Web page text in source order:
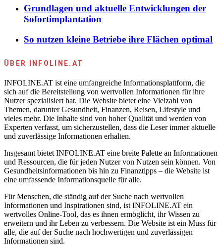
Grundlagen und aktuelle Entwicklungen der
Sofortimplantation
So nutzen kleine Betriebe ihre Flächen optimal
ÜBER INFOLINE.AT
INFOLINE.AT ist eine umfangreiche Informationsplattform, die
sich auf die Bereitstellung von wertvollen Informationen für ihre
Nutzer spezialisiert hat. Die Website bietet eine Vielzahl von
Themen, darunter Gesundheit, Finanzen, Reisen, Lifestyle und
vieles mehr. Die Inhalte sind von hoher Qualität und werden von
Experten verfasst, um sicherzustellen, dass die Leser immer aktuelle
und zuverlässige Informationen erhalten.
Insgesamt bietet INFOLINE.AT eine breite Palette an Informationen
und Ressourcen, die für jeden Nutzer von Nutzen sein können. Von
Gesundheitsinformationen bis hin zu Finanztipps – die Website ist
eine umfassende Informationsquelle für alle.
Für Menschen, die ständig auf der Suche nach wertvollen
Informationen und Inspirationen sind, ist INFOLINE.AT ein
wertvolles Online-Tool, das es ihnen ermöglicht, ihr Wissen zu
erweitern und ihr Leben zu verbessern. Die Website ist ein Muss für
alle, die auf der Suche nach hochwertigen und zuverlässigen
Informationen sind.